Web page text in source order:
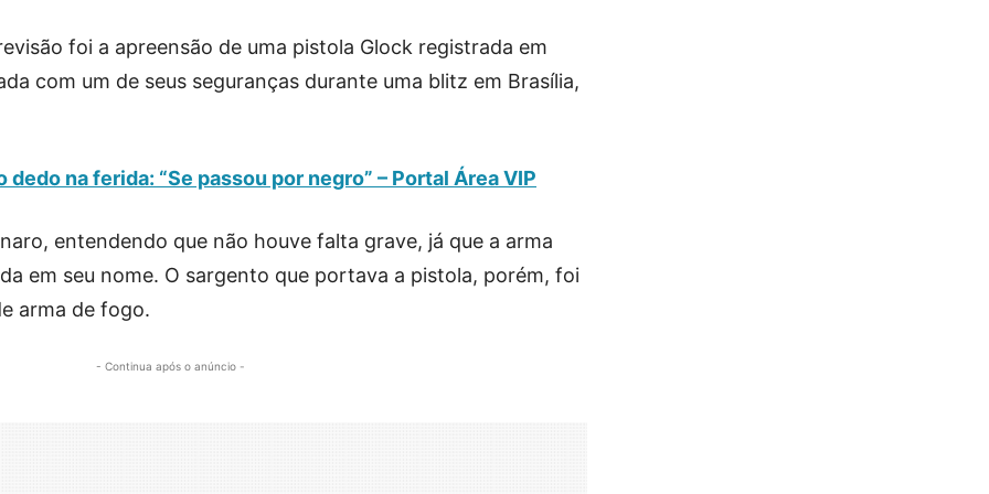
foi a apreensão de uma pistola Glock registrada em
com um de seus seguranças durante uma blitz em Brasília,
na ferida: “Se passou por negro” – Portal Área VIP
entendendo que não houve falta grave, já que a arma
em seu nome. O sargento que portava a pistola, porém, foi
arma de fogo.
- Continua após o anúncio -